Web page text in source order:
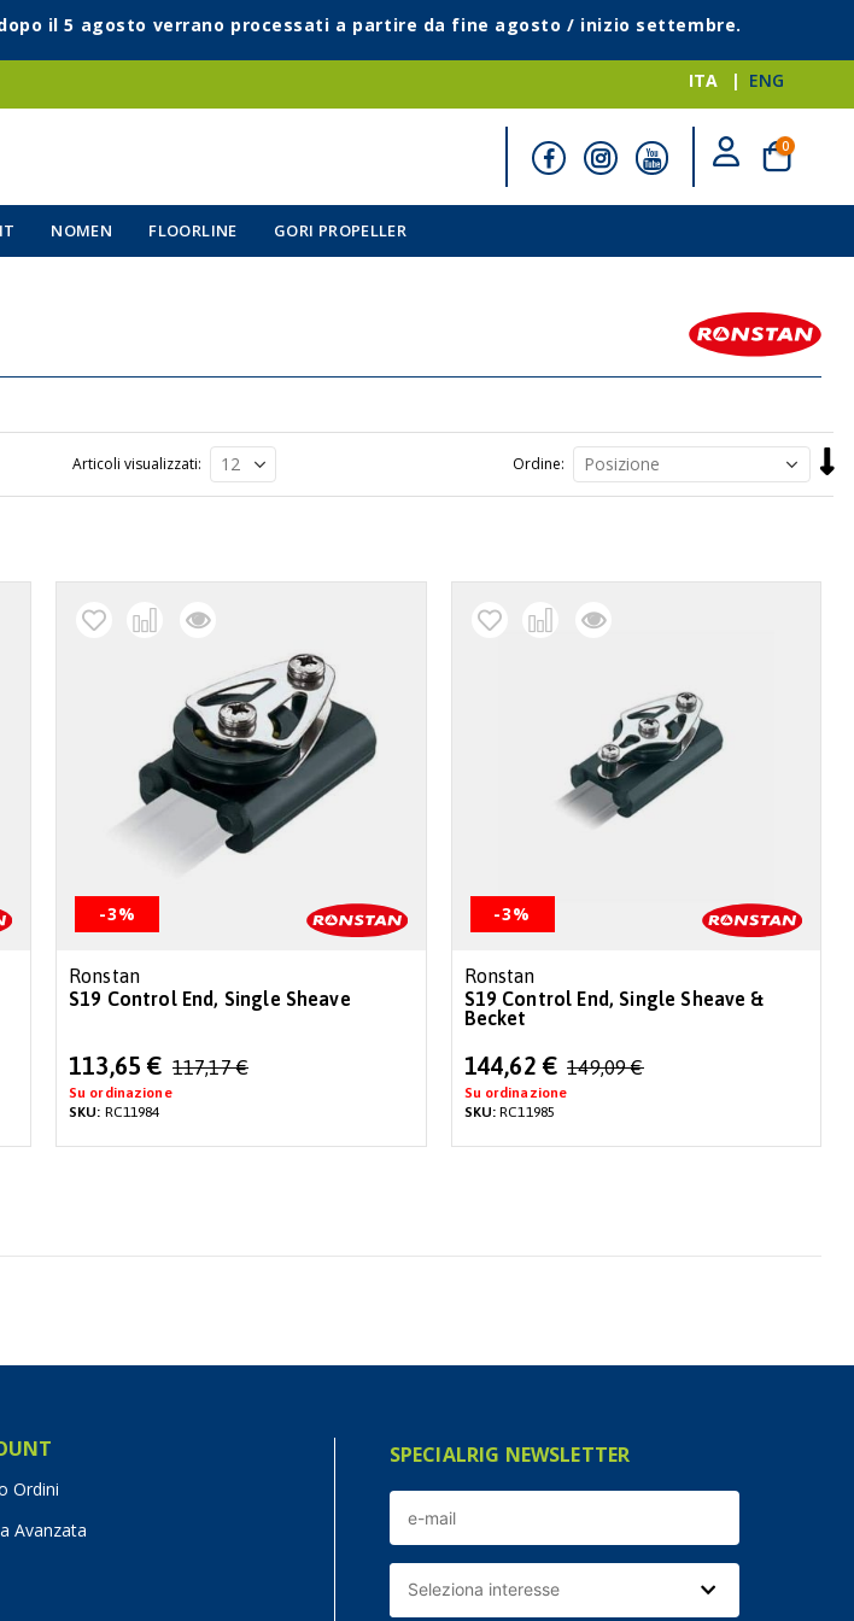
il 5 agosto verrano processati a partire da fine agosto / inizio settembre.
ITA ENG
Cart
0elementi
NOMEN FLOORLINE GORI PROPELLER
Ordine
Articoli visualizzati
-3%
Ronstan
S19 Control End, Single Sheave
Special
Price
113,65 € 117,17 €
Su ordinazione
SKU: RC11984
-3%
Ronstan
S19 Control End, Single Sheave &
Becket
Special
Price
144,62 € 149,09 €
Su ordinazione
SKU:RC11985
Ordini
Avanzata
SPECIALRIG NEWSLETTER